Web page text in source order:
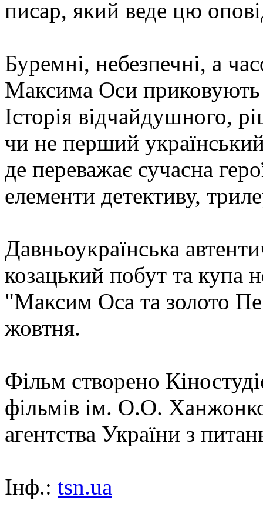
писар, який веде цю
Буремні, небезпечні, а
Максима Оси приковують
Історія відчайдушного,
чи не перший
де переважає сучасна
елементи детективу,
Давньоукраїнська
козацький побут та купа
"Максим Оса та золото
жовтня.
Фільм створено
фільмів ім. О.О.
агентства України з
Інф.: tsn.ua